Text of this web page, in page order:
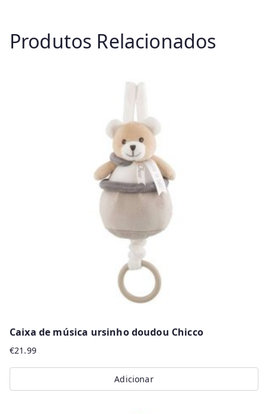
Produtos Relacionados
Caixa de música ursinho doudou Chicco
€21.99
Adicionar